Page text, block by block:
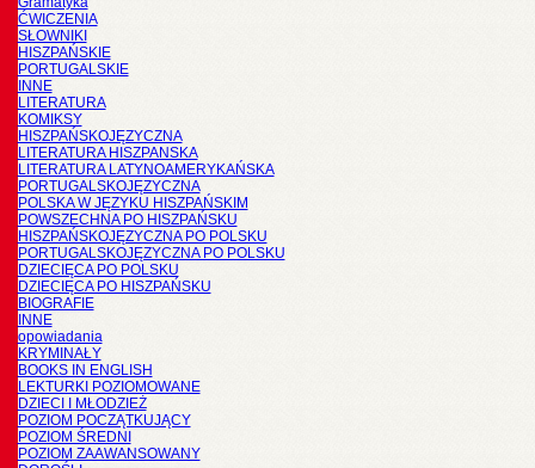
ĆWICZENIA
SŁOWNIKI
HISZPAŃSKIE
PORTUGALSKIE
INNE
LITERATURA
KOMIKSY
HISZPAŃSKOJĘZYCZNA
LITERATURA HISZPANSKA
LITERATURA LATYNOAMERYKAŃSKA
PORTUGALSKOJĘZYCZNA
POLSKA W JĘZYKU HISZPAŃSKIM
POWSZECHNA PO HISZPAŃSKU
HISZPAŃSKOJĘZYCZNA PO POLSKU
PORTUGALSKOJĘZYCZNA PO POLSKU
DZIECIĘCA PO POLSKU
DZIECIĘCA PO HISZPAŃSKU
BIOGRAFIE
INNE
opowiadania
KRYMINAŁY
BOOKS IN ENGLISH
LEKTURKI POZIOMOWANE
DZIECI I MŁODZIEŻ
POZIOM POCZĄTKUJĄCY
POZIOM ŚREDNI
POZIOM ZAAWANSOWANY